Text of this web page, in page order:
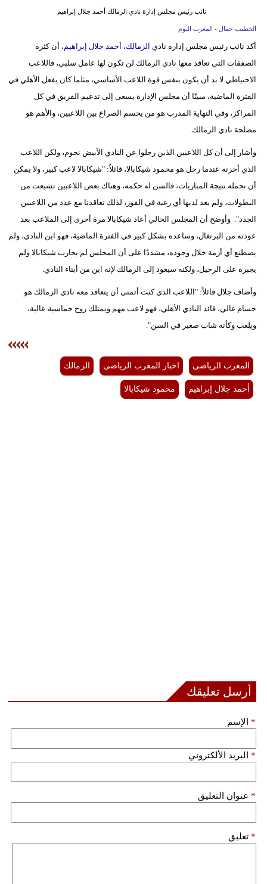
أزياء
إسلامية
علوم
بيئة
مدوَّنات
أبراج
فيديو
نائب رئيس مجلس إدارة نادي الزمالك أحمد جلال إبراهيم
الخطيب جمال - المغرب اليوم
أكد نائب رئيس مجلس إدارة نادي الزمالك، أحمد جلال إبراهيم ، أن كثرة
الصفقات التي تعاقد معها نادي الزمالك لن تكون لها عامل سلبي، فاللاعب
الاحتياطي لا بد أن يكون بنفس قوة اللاعب الأساسي، مثلما كان يفعل الأهلي في
الفترة الماضية، مبينًا أن مجلس الإدارة يسعى إلى تدعيم الفريق في كل
المراكز، وفي النهاية المدرب هو من يحسم الصراع بين اللاعبين، والأهم هو
مصلحة نادي الزمالك.
وأشار إلى أن كل اللاعبين الذين رحلوا عن النادي الأبيض نجوم، ولكن اللاعب
الذي أحزنه عندما رحل هو محمود شيكابالا، قائلاُ: "شيكابالا لاعب كبير، ولا يمكن
أن نحمله نتيجة المباريات، فالسن له حكمه، وهناك بعض اللاعبين تشبعت من
البطولات، ولم يعد لديها أي رغبة في الفوز، لذلك تعاقدنا مع عدد من اللاعبين
الجدد". وأوضح أن المجلس الحالي أعاد شيكابالا مرة أخرى إلى الملاعب بعد
عودته من البرتغال، وساعده بشكل كبير في الفترة الماضية، فهو ابن النادي، ولم
يصطنع أي أزمة خلال وجوده، مشددًا على أن المجلس لم يحارب شيكابالا ولم
يجبره على الرحيل، ولكنه سيعود إلى الزمالك لإنه ابن من أبناء النادي.
وأضاف جلال قائلاً: "اللاعب الذي كنت أتمنى أن يتعاقد معه نادي الزمالك هو
حسام غالي، قائد النادي الأهلي، فهو لاعب مهم ويمتلك روح حماسية عالية،
ويلعب وكأنه شاب صغير في السن".
المغرب الرياضى اخبار المغرب الرياضى الزمالك
أحمد جلال إبراهيم محمود شيكابالا
أرسل تعليقك
الإسم *
البريد الألكتروني *
عنوان التعليق *
تعليق *